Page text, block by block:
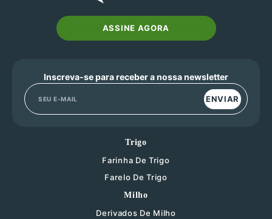
ASSINE AGORA
Inscreva-se para receber a nossa newsletter
ENVIAR
Trigo
Farinha De Trigo
Farelo De Trigo
Milho
Derivados De Milho